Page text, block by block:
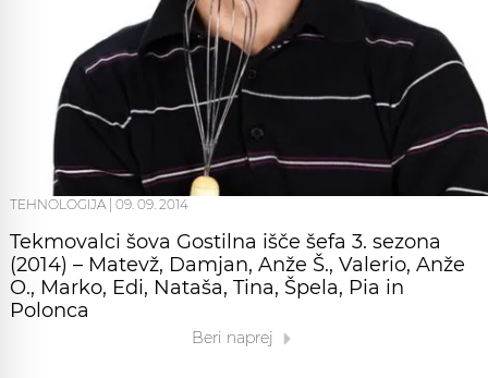
TEHNOLOGIJA 09. 09. 2014
Tekmovalci šova Gostilna išče šefa 3. sezona
(2014) – Matevž, Damjan, Anže Š., Valerio, Anže
O., Marko, Edi, Nataša, Tina, Špela, Pia in
Polonca
Beri naprej